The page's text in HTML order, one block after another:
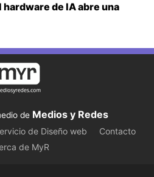
de IA abre una
de Medios y Redes
de Diseño web
Contacto
de MyR